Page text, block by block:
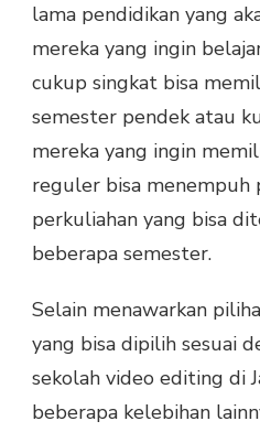
lama pendidikan yang
mereka yang ingin
cukup singkat bisa
semester pendek atau
mereka yang ingin
reguler bisa menempuh
perkuliahan yang bisa
beberapa semester.
Selain menawarkan
yang bisa dipilih sesuai
sekolah video editing di
beberapa kelebihan